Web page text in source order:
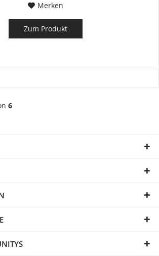
Merken
Zum Produkt
6